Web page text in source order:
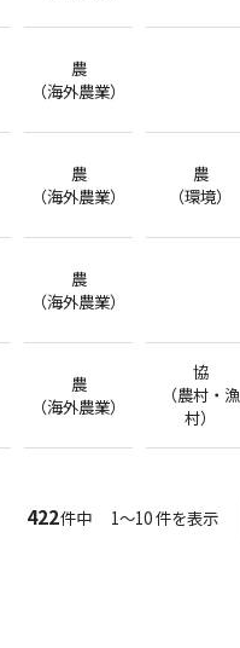
農
（海外農業）
農
（海外農業）
農
（環境）
農
（海外農業）
農
（海外農業）
協
（農村・漁
村）
422件中 1～10 件を表示